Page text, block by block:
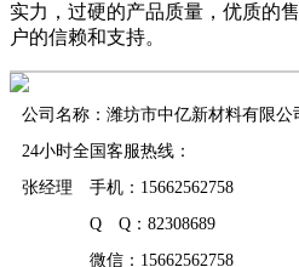
实力，过硬的产品质量，优质的
户的信赖和支持。
公司名称：潍坊市中亿新材料有限公
24小时全国客服热线：
张经理 手机：15662562758
Q Q：82308689
微信：15662562758